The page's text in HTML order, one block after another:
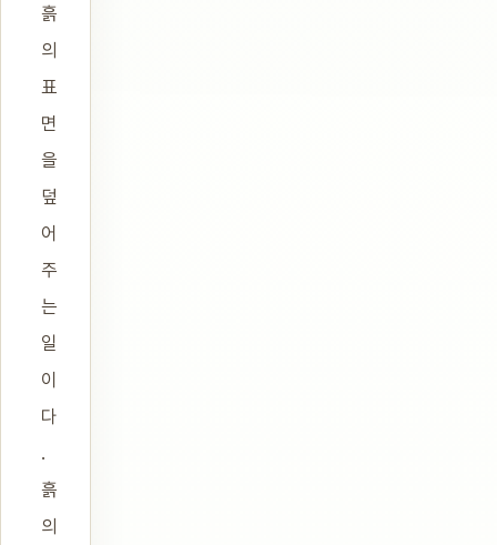
흙
의
표
면
을
덮
어
주
는
일
이
다
.
흙
의